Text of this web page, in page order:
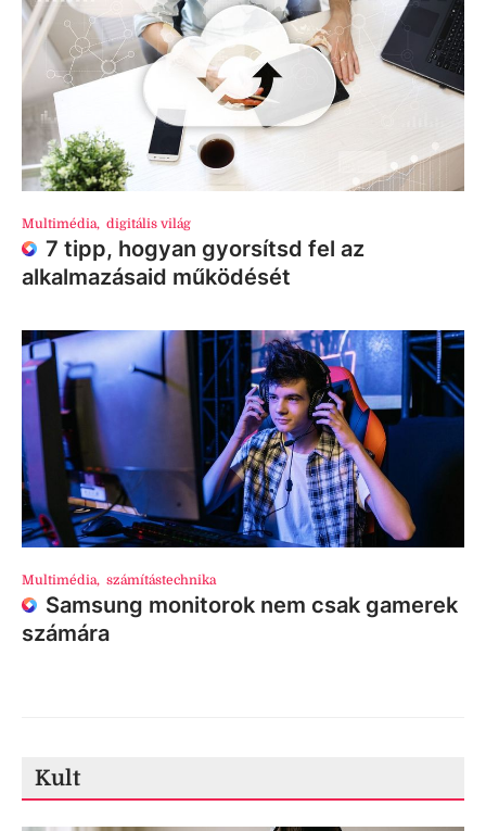
Multimédia, digitális világ
7 tipp, hogyan gyorsítsd fel az
alkalmazásaid működését
Multimédia, számítástechnika
Samsung monitorok nem csak gamerek
számára
Kult